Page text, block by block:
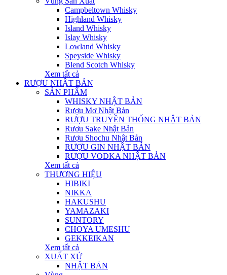
Campbeltown Whisky
Highland Whisky
Island Whisky
Islay Whisky
Lowland Whisky
Speyside Whisky
Blend Scotch Whisky
Xem tất cả
RƯỢU NHẬT BẢN
SẢN PHẨM
WHISKY NHẬT BẢN
Rượu Mơ Nhật Bản
RƯỢU TRUYỀN THỐNG NHẬT BẢN
Rượu Sake Nhật Bản
Rượu Shochu Nhật Bản
RƯỢU GIN NHẬT BẢN
RƯỢU VODKA NHẬT BẢN
Xem tất cả
THƯƠNG HIỆU
HIBIKI
NIKKA
HAKUSHU
YAMAZAKI
SUNTORY
CHOYA UMESHU
GEKKEIKAN
Xem tất cả
XUẤT XỨ
NHẬT BẢN